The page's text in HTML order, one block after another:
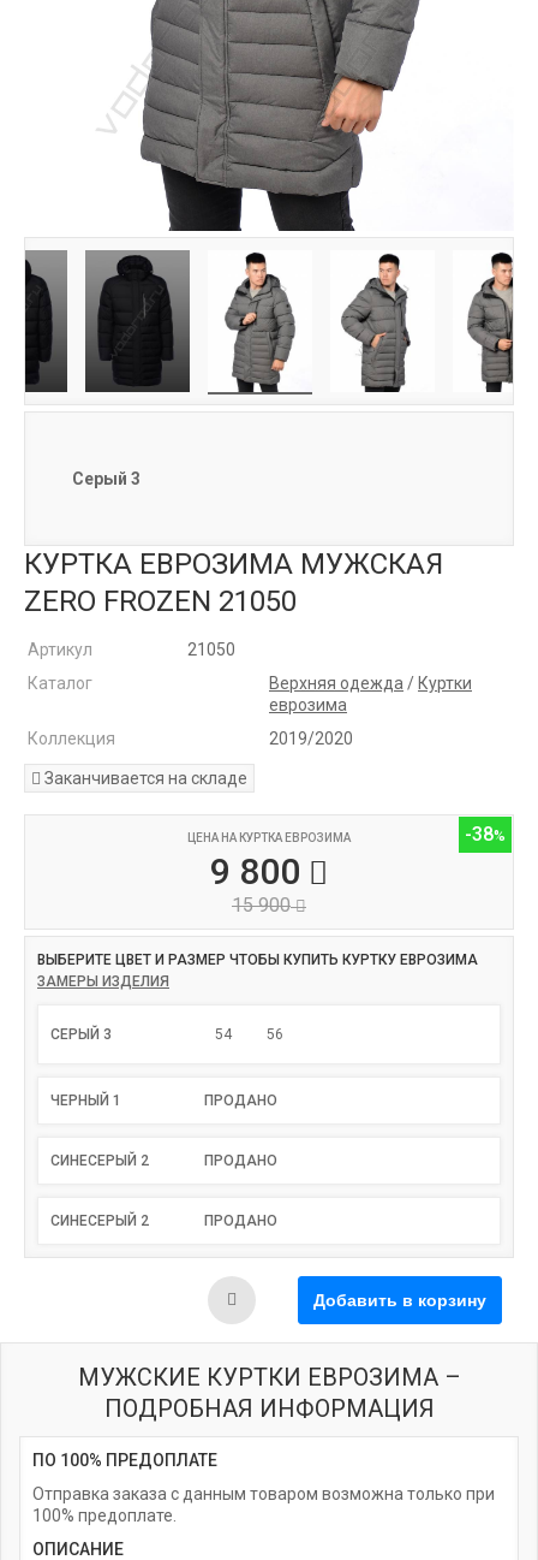
Серый 3
КУРТКА ЕВРОЗИМА МУЖСКАЯ
ZERO FROZEN 21050
Артикул
21050
Каталог
Верхняя одежда / Куртки
еврозима
Коллекция
2019/2020
Заканчивается на складе
-38
ЦЕНА НА КУРТКА ЕВРОЗИМА
9 800
15 900
ВЫБЕРИТЕ ЦВЕТ И РАЗМЕР ЧТОБЫ КУПИТЬ КУРТКУ ЕВРОЗИМА
ЗАМЕРЫ ИЗДЕЛИЯ
СЕРЫЙ 3 54 56
ЧЕРНЫЙ 1 ПРОДАНО
СИНЕСЕРЫЙ 2 ПРОДАНО
СИНЕСЕРЫЙ 2 ПРОДАНО
МУЖСКИЕ КУРТКИ ЕВРОЗИМА –
ПОДРОБНАЯ ИНФОРМАЦИЯ
ПО 100% ПРЕДОПЛАТЕ
Отправка заказа с данным товаром возможна только при
100% предоплате.
ОПИСАНИЕ